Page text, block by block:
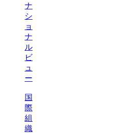
ナ
シ
ョ
ナ
ル
ビ
ュ
ー
国
際
組
織